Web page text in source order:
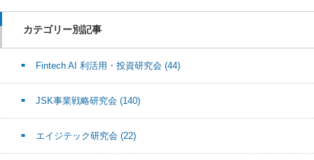
カテゴリー別記事
Fintech AI 利活用・投資研究会 (44)
JSK事業戦略研究会 (140)
エイジテック研究会 (22)